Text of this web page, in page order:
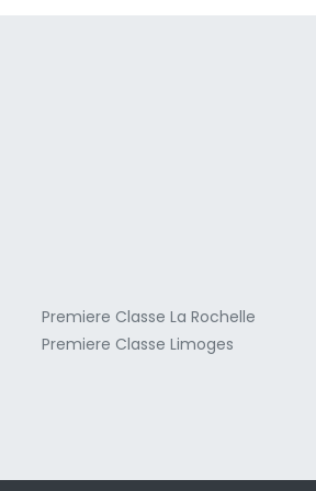
Premiere Classe La Rochelle
Premiere Classe Limoges